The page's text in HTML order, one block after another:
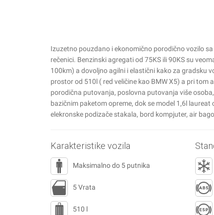
Izuzetno pouzdano i ekonomično porodično vozilo
rečenici. Benzinski agregati od 75KS ili 90KS su
100km) a dovoljno agilni i elastični kako za gradsku
prostor od 510l ( red veličine kao BMW X5) a pri
porodična putovanja, poslovna putovanja više
bazičnim paketom opreme, dok se model 1,6l
elekronske podizače stakala, bord kompjuter, air
Karakteristike vozila
Maksimalno do 5 putnika
5 Vrata
510 l